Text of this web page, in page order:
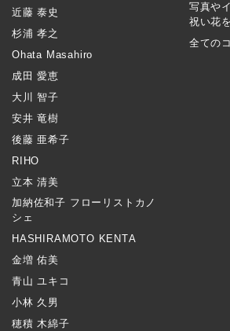
近藤 泰史
杉浦 孝之
Ohata Masahiro
成田 愛恵
大川 智子
安井 竜樹
後藤 亜希子
RIHO
立本 清美
加納佐和子 フローリストカノ
シェ
HASHIRAMOTO KENTA
金増 佑美
青山 ユキコ
小林 久男
穂積 木綿子
写真や
祝い花
全ての